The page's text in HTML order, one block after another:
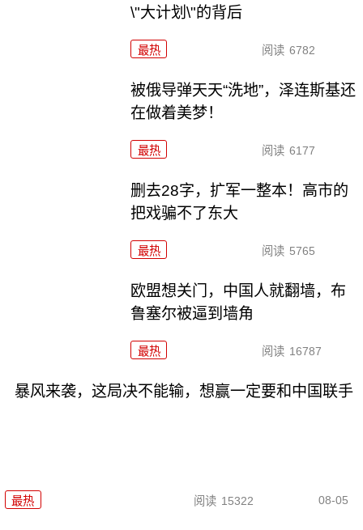
\"大计划\"的背后
最热 阅读 6782
被俄导弹天天“洗地”，泽连斯基还
在做着美梦！
最热 阅读 6177
删去28字，扩军一整本！高市的
把戏骗不了东大
最热 阅读 5765
欧盟想关门，中国人就翻墙，布
鲁塞尔被逼到墙角
最热 阅读 16787
暴风来袭，这局决不能输，想赢一定要和中国联手
最热 阅读 15322 08-05